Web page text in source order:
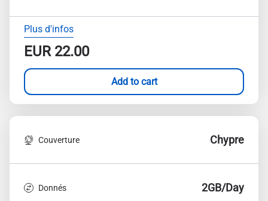
Plus d'infos
EUR22.00
Add to cart
Couverture Chypre
Donnés 2GB/Day